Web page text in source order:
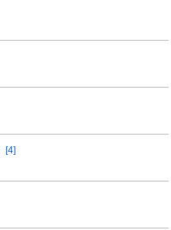
[4]